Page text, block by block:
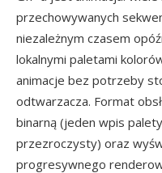
przechowywanych
niezależnym czasem
lokalnymi paletami
animacje bez potrzeby
odtwarzacza. Format
binarną (jeden wpis
przezroczysty) oraz
progresywnego